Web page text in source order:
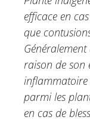
efficace en
que
raison de son
inflammatoire
parmi les
en cas de